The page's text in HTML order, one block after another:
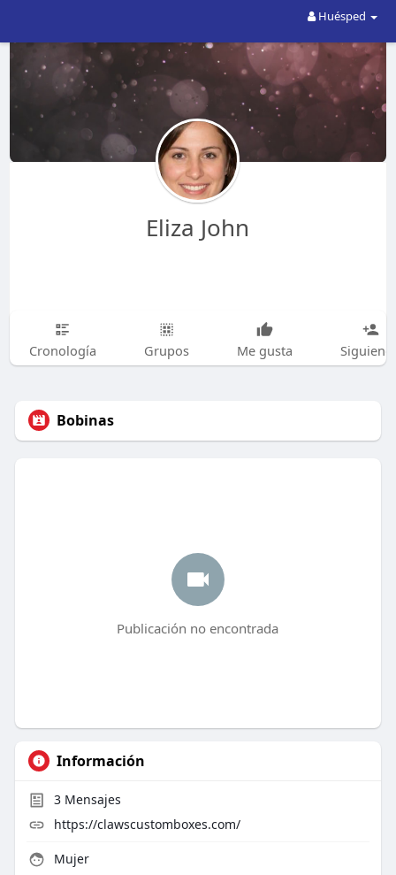
Huésped
Eliza John
Cronología Grupos Me gusta
Bobinas
Publicación no encontrada
Información
3Mensajes
https://clawscustomboxes.com/
Mujer